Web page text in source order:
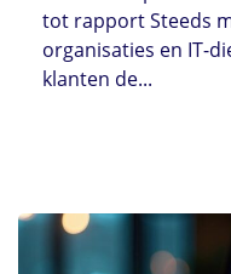
tot rapport Steeds
organisaties en IT-
klanten de...